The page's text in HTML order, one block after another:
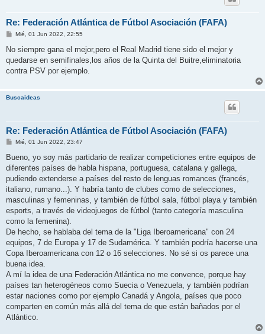
Re: Federación Atlántica de Fútbol Asociación (FAFA)
M
n
a
j
Mié, 01 Jun 2022, 22:55
No siempre gana el mejor,pero el Real Madrid tiene sido el mejor y
quedarse en semifinales,los años de la Quinta del Buitre,eliminatoria
contra PSV por ejemplo.
Buscaideas
Re: Federación Atlántica de Fútbol Asociación (FAFA)
M
n
a
j
Mié, 01 Jun 2022, 23:47
Bueno, yo soy más partidario de realizar competiciones entre equipos de
diferentes países de habla hispana, portuguesa, catalana y gallega,
pudiendo extenderse a países del resto de lenguas romances (francés,
italiano, rumano...). Y habría tanto de clubes como de selecciones,
masculinas y femeninas, y también de fútbol sala, fútbol playa y también
esports, a través de videojuegos de fútbol (tanto categoría masculina
como la femenina).
De hecho, se hablaba del tema de la "Liga Iberoamericana" con 24
equipos, 7 de Europa y 17 de Sudamérica. Y también podría hacerse una
Copa Iberoamericana con 12 o 16 selecciones. No sé si os parece una
buena idea.
A mí la idea de una Federación Atlántica no me convence, porque hay
países tan heterogéneos como Suecia o Venezuela, y también podrían
estar naciones como por ejemplo Canadá y Angola, países que poco
comparten en común más allá del tema de que están bañados por el
Atlántico.